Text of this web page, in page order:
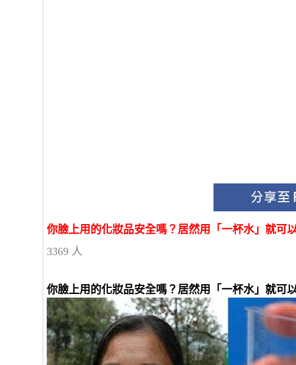
你臉上用的化妝品安全嗎？居然用「一杯水」就可
3369 人
你臉上用的化妝品安全嗎？居然用「一杯水」就可